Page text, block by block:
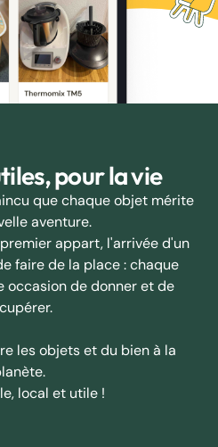
pour la vie
que chaque objet mérite
aventure.
appart, l'arrivée d'un
faire de la place : chaque
occasion de donner et de
les objets et du bien à la
local et utile !